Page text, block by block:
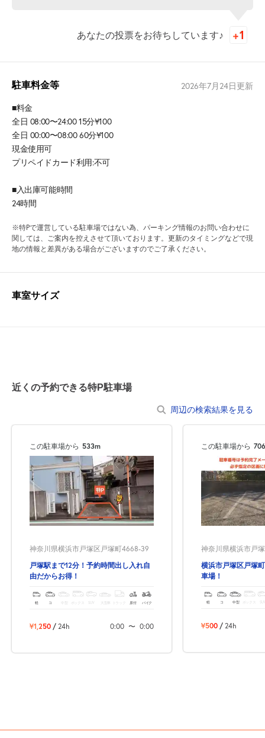
あなたの投票をお待ちしています♪
駐車料金等 2026年7月24日更新
■料金
全日 08:00〜24:00 15分¥100
全日 00:00〜08:00 60分¥100
現金使用可
プリペイドカード利用:不可
■入出庫可能時間
24時間
※特Pで運営している駐車場ではない為、パーキング情報のお問い合わせに
関しては、ご案内を控えさせて頂いております。更新のタイミングなどで現
地の情報と差異がある場合がございますのでご了承ください。
車室サイズ
近くの予約できる特P駐車場
周辺の検索結果を見る
この駐車場から 533m
神奈川県横浜市戸塚区戸塚町4668-39
戸塚駅まで12分！予約時間出し入れ自
由だからお得！
軽 コ 中型 ボックス SUV 大型車 トラック 原付 バイク
¥1,250 / 24h 0:00 〜 0:00
この駐車場から
神奈川県横浜市戸
横浜市戸塚区戸塚
車場！
軽 コ 中型 ボックス
¥500 / 24h